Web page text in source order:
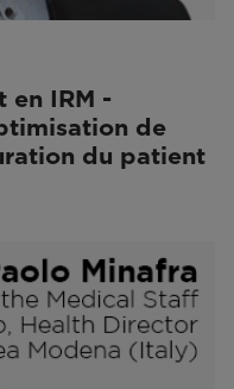
en IRM -
de
du patient